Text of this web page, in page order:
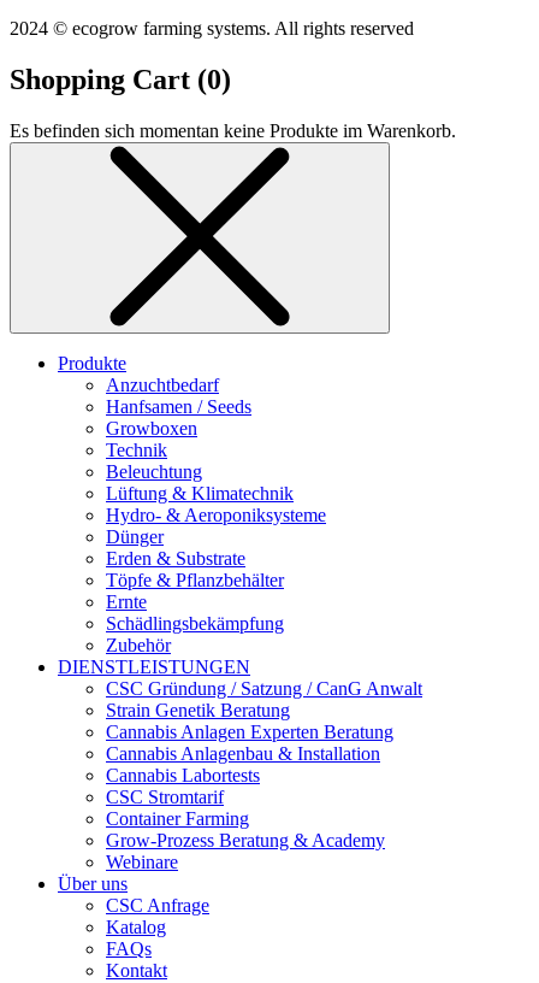
2024 © ecogrow farming systems. All rights reserved
Shopping Cart (0)
Es befinden sich momentan keine Produkte im Warenkorb.
Produkte
Anzuchtbedarf
Hanfsamen / Seeds
Growboxen
Technik
Beleuchtung
Lüftung & Klimatechnik
Hydro- & Aeroponiksysteme
Dünger
Erden & Substrate
Töpfe & Pflanzbehälter
Ernte
Schädlingsbekämpfung
Zubehör
DIENSTLEISTUNGEN
CSC Gründung / Satzung / CanG Anwalt
Strain Genetik Beratung
Cannabis Anlagen Experten Beratung
Cannabis Anlagenbau & Installation
Cannabis Labortests
CSC Stromtarif
Container Farming
Grow-Prozess Beratung & Academy
Webinare
Über uns
CSC Anfrage
Katalog
FAQs
Kontakt